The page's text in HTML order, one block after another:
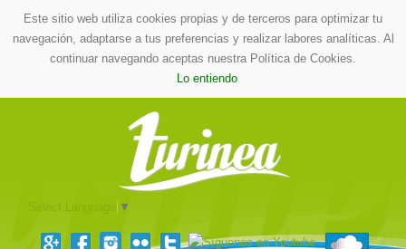
Este sitio web utiliza cookies propias y de terceros para optimizar tu
navegación, adaptarse a tus preferencias y realizar labores analíticas. Al
continuar navegando aceptas nuestra Política de Cookies.
Lo entiendo
▼